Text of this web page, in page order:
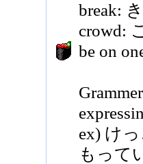
break:
crowd:
be on
ex) け
もって